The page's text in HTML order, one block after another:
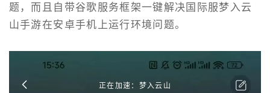
题，而且自带谷歌服务框架一键解决国际服梦入云
山手游在安卓手机上运行环境问题。
正在加速：梦入云山